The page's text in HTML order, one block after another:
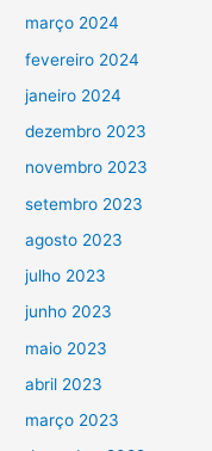
março 2024
fevereiro 2024
janeiro 2024
dezembro 2023
novembro 2023
setembro 2023
agosto 2023
julho 2023
junho 2023
maio 2023
abril 2023
março 2023